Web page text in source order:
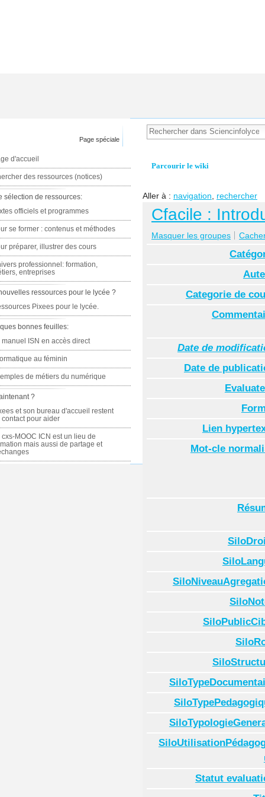
Parcourir le wiki
Aller à : navigation rechercher
Cfacile :
Masquer les groupes
Categorie de
Date de
Date de
Lien
Mot-cle
Statut
Page spéciale
d'accueil
des ressources (notices)
sélection de ressources:
officiels et programmes
se former : contenus et méthodes
préparer, illustrer des cours
professionnel: formation,
entreprises
ressources pour le lycée ?
Pixees pour le lycée.
bonnes feuilles:
manuel ISN en accès direct
au féminin
de métiers du numérique
?
et son bureau d'accueil restent
contact pour aider
cxs-MOOC ICN est un lieu de
mais aussi de partage et